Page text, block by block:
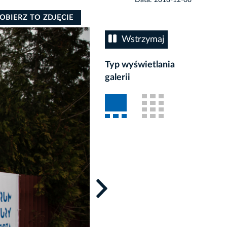
Wstrzymaj
Typ wyświetlania
galerii
TO ZDJĘCIE